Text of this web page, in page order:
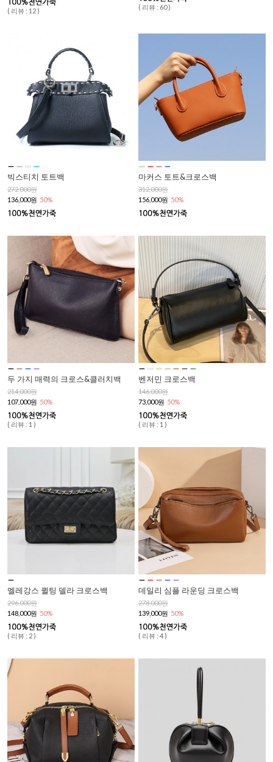
( 리뷰 : 12 ) ( 리뷰 : 60 )
빅스티치 토트백
272,000원
136,000원 50%
마커스 토트&크로스백
312,000원
156,000원 50%
두 가지 매력의 크로스&클러치백
214,000원
107,000원 50%
( 리뷰 : 1 )
벤저민 크로스백
146,000원
73,000원 50%
( 리뷰 : 1 )
엘레강스 퀼팅 델라 크로스백
296,000원
148,000원 50%
( 리뷰 : 2 )
데일리 심플 라운딩 크로스백
278,000원
139,000원 50%
( 리뷰 : 4 )